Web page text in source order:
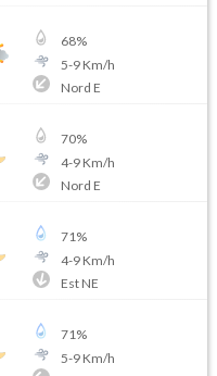
68%
5-9Km/h
Nord E
70%
4-9Km/h
Nord E
71%
4-9Km/h
Est NE
71%
5-9Km/h